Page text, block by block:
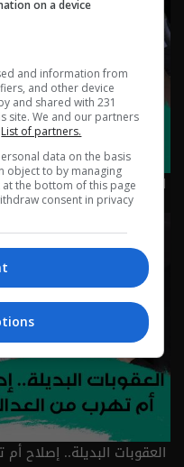
الغرامات… حل للمشكلة لو مجرد
on a device
and information from
and other device
and shared with 231
site. We and our partners
List of partners.
data on the basis
object to by managing
the bottom of this page
consent in privacy